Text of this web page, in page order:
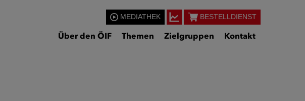
MEDIATHEK BESTELLDIENST
Über den ÖIF Themen Zielgruppen Kontakt